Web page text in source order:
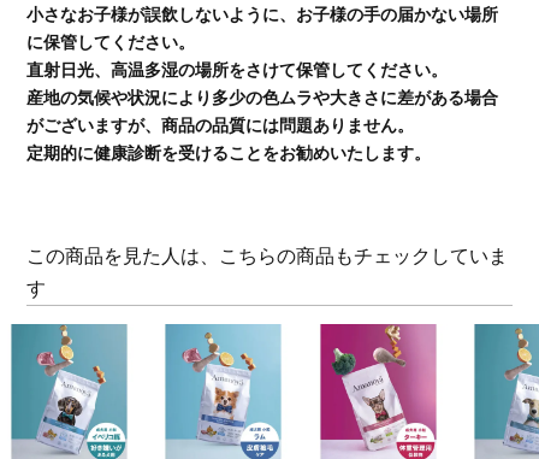
小さなお子様が誤飲しないように、お子様の手の届かない場所
に保管してください。
直射日光、高温多湿の場所をさけて保管してください。
産地の気候や状況により多少の色ムラや大きさに差がある場合
がございますが、商品の品質には問題ありません。
定期的に健康診断を受けることをお勧めいたします。
この商品を見た人は、こちらの商品もチェックしていま
す